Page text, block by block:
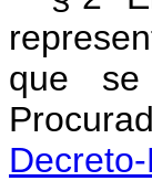
que se